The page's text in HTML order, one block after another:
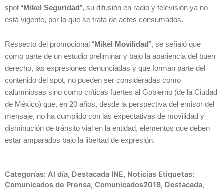
spot “Mikel Seguridad”, su difusión en radio y televisión ya no
está vigente, por lo que se trata de actos consumados.
Respecto del promocional “Mikel Movilidad”, se señaló que
como parte de un estudio preliminar y bajo la apariencia del buen
derecho, las expresiones denunciadas y que forman parte del
contenido del spot, no pueden ser consideradas como
calumniosas sino como críticas fuertes al Gobierno (de la Ciudad
de México) que, en 20 años, desde la perspectiva del emisor del
mensaje, no ha cumplido con las expectativas de movilidad y
disminución de tránsito vial en la entidad, elementos que deben
estar amparados bajo la libertad de expresión.
Categorías: Al día, Destacada INE, Noticias Etiquetas:
Comunicados de Prensa, Comunicados2018, Destacada,